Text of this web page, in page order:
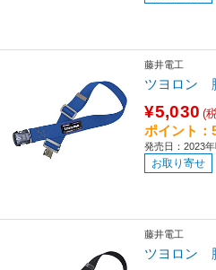
藤井電工
ツヨロン
¥5,030 (
ポイント：
発売日：2023
お取り寄せ
藤井電工
ツヨロン